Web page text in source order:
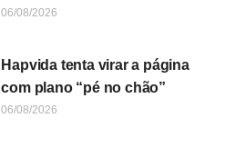
06/08/2026
Hapvida tenta virar a página
com plano “pé no chão”
06/08/2026